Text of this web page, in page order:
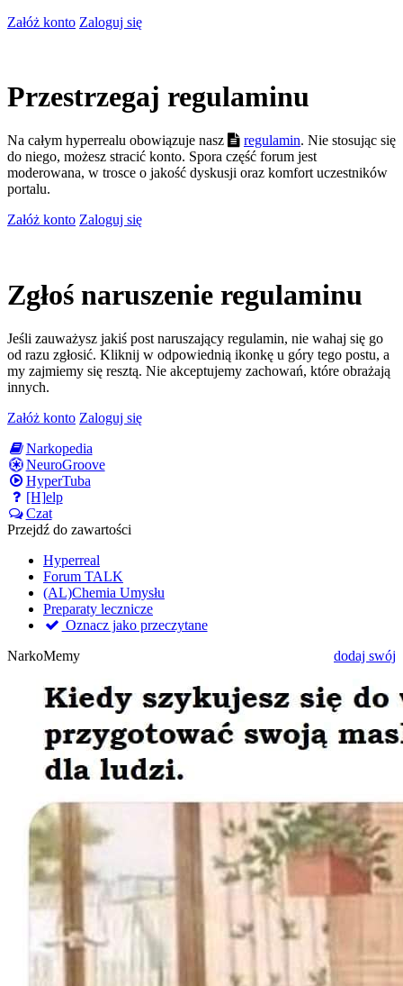
Załóż konto Zaloguj się
Przestrzegaj regulaminu
Na całym hyperrealu obowiązuje nasz regulamin. Nie stosując się
do niego, możesz stracić konto. Spora część forum jest
moderowana, w trosce o jakość dyskusji oraz komfort uczestników
portalu.
Załóż konto Zaloguj się
Zgłoś naruszenie regulaminu
Jeśli zauważysz jakiś post naruszający regulamin, nie wahaj się go
od razu zgłosić. Kliknij w odpowiednią ikonkę u góry tego postu, a
my zajmiemy się resztą. Nie akceptujemy zachowań, które obrażają
innych.
Załóż konto Zaloguj się
Narkopedia
NeuroGroove
HyperTuba
[H]elp
Czat
Przejdź do zawartości
Hyperreal
Forum TALK
(AL)Chemia Umysłu
Preparaty lecznicze
Oznacz jako przeczytane
NarkoMemy
dodaj swój